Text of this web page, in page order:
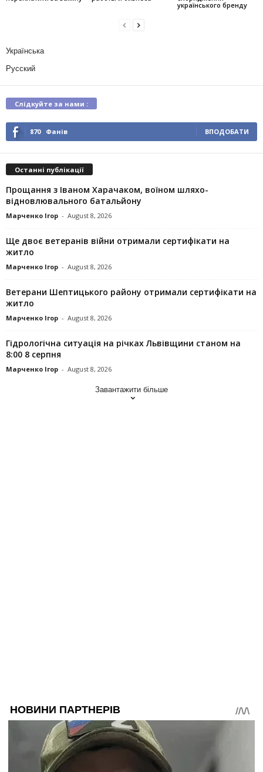
українського бренду
Українська
Русский
Слідкуйте за нами :
870 Фанів ВПОДОБАТИ
Останні публікації
Прощання з Іваном Харачаком, воїном шляхо-
відновлювального батальйону
Марченко Ігор - August 8, 2026
Ще двоє ветеранів війни отримали сертифікати на
житло
Марченко Ігор - August 8, 2026
Ветерани Шептицького району отримали сертифікати на
житло
Марченко Ігор - August 8, 2026
Гідрологічна ситуація на річках Львівщини станом на
8:00 8 серпня
Марченко Ігор - August 8, 2026
Завантажити більше